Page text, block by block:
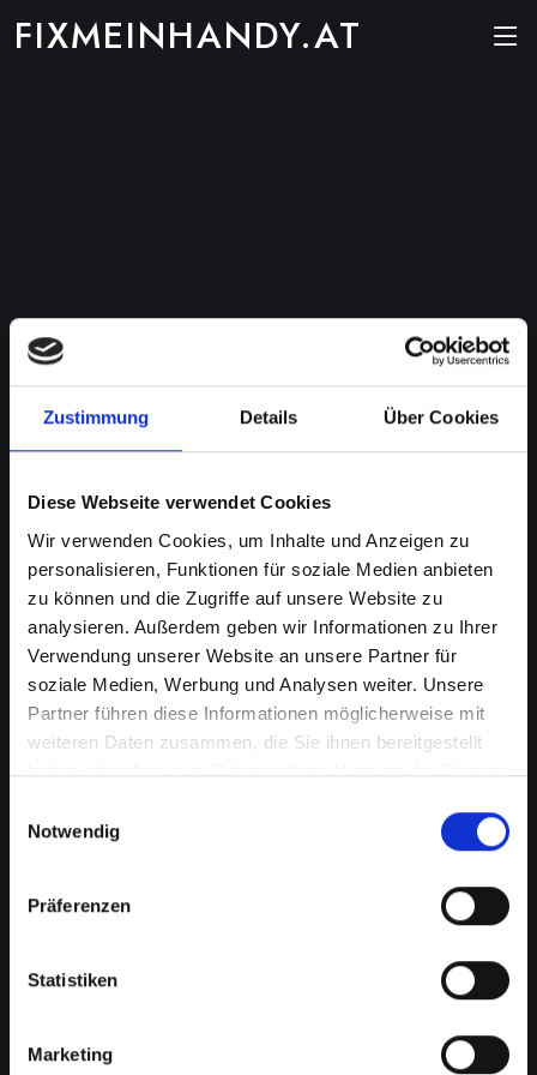
Zustimmung Details Über Cookies
Diese Webseite verwendet Cookies
Wir verwenden Cookies, um Inhalte und Anzeigen zu
personalisieren, Funktionen für soziale Medien anbieten
zu können und die Zugriffe auf unsere Website zu
analysieren. Außerdem geben wir Informationen zu Ihrer
Verwendung unserer Website an unsere Partner für
soziale Medien, Werbung und Analysen weiter. Unsere
Partner führen diese Informationen möglicherweise mit
weiteren Daten zusammen, die Sie ihnen bereitgestellt
haben oder die sie im Rahmen Ihrer Nutzung der Dienste
Notwendig
Präferenzen
Statistiken
Marketing
FIXMEINHANDY.AT
Wasserschaden am IPHONE-11
in Bad-tatzmannsdorf? Wir
bieten schnelle Hilfe
Wasserschäden können Ihr IPHONE-11
verheerend beeinflussen. Feuchtigkeit kann
nicht nur die interne Elektronik beschädigen,
sondern auch Korrosion und Schimmel
verursachen, die mit der Zeit noch schlimmere